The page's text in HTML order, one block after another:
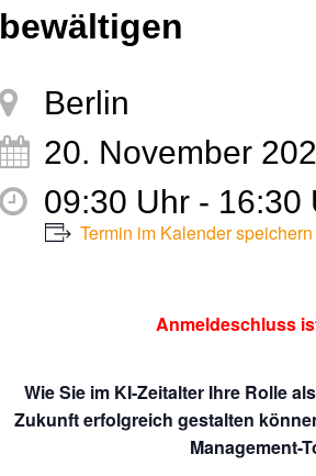
bewältigen
Berlin
20. November
09:30 Uhr - 16:30
Termin im Kalender speichern
Anmeldeschluss
Wie Sie im KI-Zeitalter Ihre Rolle
Zukunft erfolgreich gestalten
Management-